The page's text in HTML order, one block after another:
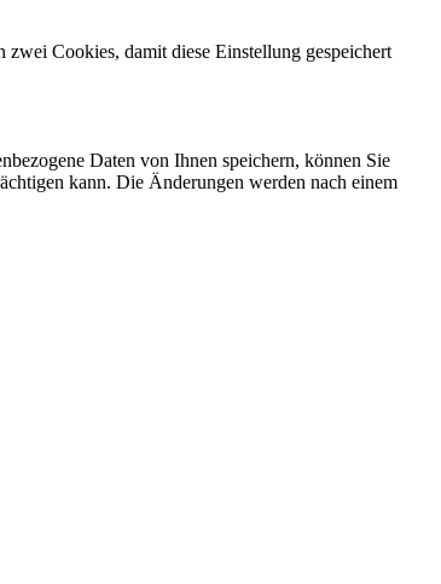
Cookies, damit diese Einstellung gespeichert
Daten von Ihnen speichern, können Sie
kann. Die Änderungen werden nach einem